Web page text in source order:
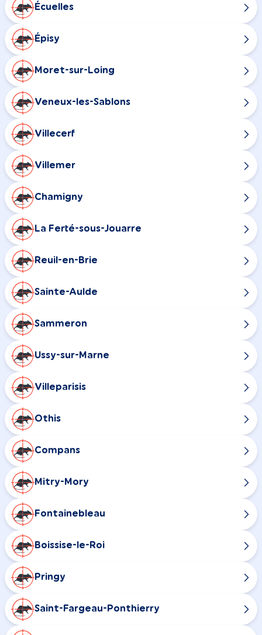
Écuelles
Épisy
Moret-sur-Loing
Veneux-les-Sablons
Villecerf
Villemer
Chamigny
La Ferté-sous-Jouarre
Reuil-en-Brie
Sainte-Aulde
Sammeron
Ussy-sur-Marne
Villeparisis
Othis
Compans
Mitry-Mory
Fontainebleau
Boissise-le-Roi
Pringy
Saint-Fargeau-Ponthierry